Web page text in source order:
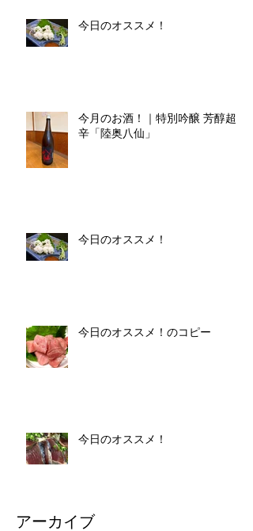
今日のオススメ！
今月のお酒！｜特別吟醸 芳醇超
辛「陸奥八仙」
今日のオススメ！
今日のオススメ！のコピー
今日のオススメ！
アーカイブ